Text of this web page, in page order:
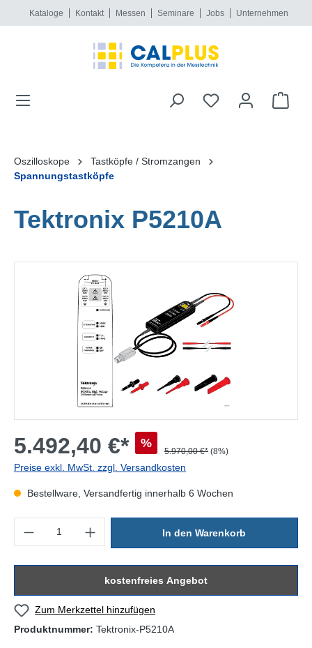
springen
Kataloge Kontakt Messen Seminare Jobs Unternehmen
Oszilloskope
Tastköpfe / Stromzangen
Spannungstastköpfe
Tektronix P5210A
5.492,40 €* %
5.970,00 €* (8%)
Preise exkl. MwSt. zzgl. Versandkosten
Bestellware, Versandfertig innerhalb 6 Wochen
In den Warenkorb
kostenfreies Angebot
Zum Merkzettel hinzufügen
Produktnummer: Tektronix-P5210A